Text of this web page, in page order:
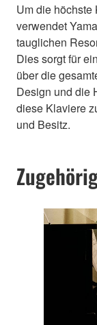
Um die
verwendet
tauglichen
Dies sorgt für
über die
Design und die
diese Klaviere
und Besitz.